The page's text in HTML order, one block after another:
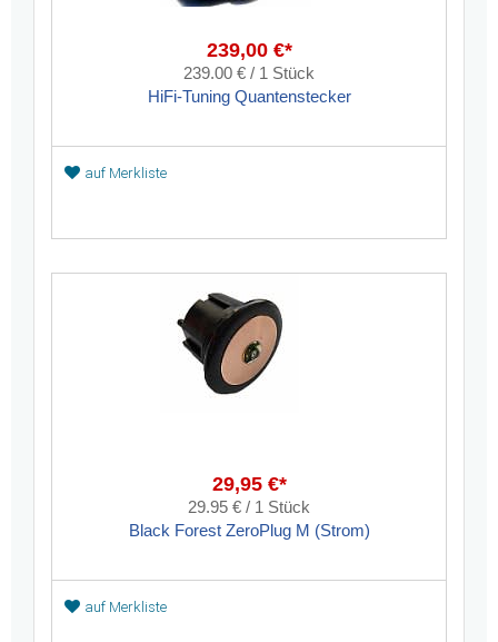
239,00 €*
239.00 € / 1 Stück
HiFi-Tuning Quantenstecker
auf Merkliste
29,95 €*
29.95 € / 1 Stück
Black Forest ZeroPlug M (Strom)
auf Merkliste